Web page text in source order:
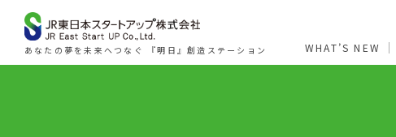
あなたの夢を未来へつなぐ 『明日』創造ステーション WHAT’S NEW